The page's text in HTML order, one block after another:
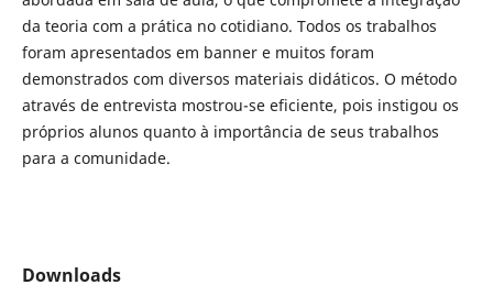
da teoria com a prática no cotidiano. Todos os trabalhos
foram apresentados em banner e muitos foram
demonstrados com diversos materiais didáticos. O método
através de entrevista mostrou-se eficiente, pois instigou os
próprios alunos quanto à importância de seus trabalhos
para a comunidade.
Downloads